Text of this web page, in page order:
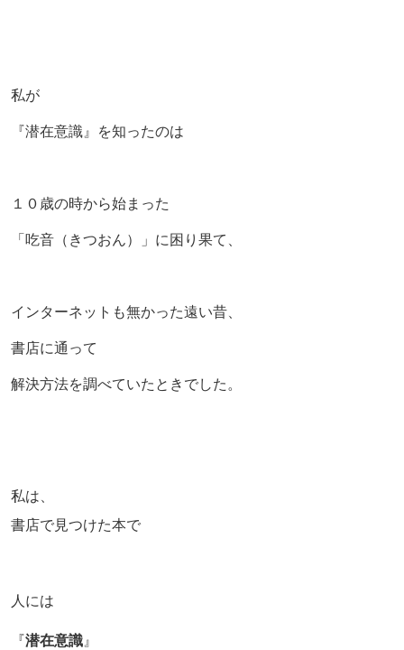
私が
『潜在意識』を知ったのは
１０歳の時から始まった
「吃音（きつおん）」に困り果て、
インターネットも無かった遠い昔、
書店に通って
解決方法を調べていたときでした。
私は、
書店で見つけた本で
人には
『潜在意識 』